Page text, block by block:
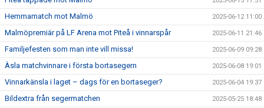
Hemmamatch mot Malmö 2025-06-12 11:00
Malmöpremiär på LF Arena mot Piteå i vinnarspår 2025-06-11 21:46
Familjefesten som man inte vill missa! 2025-06-09 09:28
Àsla matchvinnare i första bortasegern 2025-06-08 19:01
Vinnarkänsla i laget – dags för en bortaseger? 2025-06-04 19:37
Bildextra från segermatchen 2025-05-25 18:48